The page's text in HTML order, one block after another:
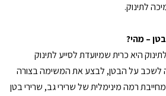
לתינוק.
– מהי?
היא כרית שמיועדת לסייע לתינוק
על הבטן, לבצע את המשימה בצורה
רמה מינימלית של שרירי גב, שרירי בטן